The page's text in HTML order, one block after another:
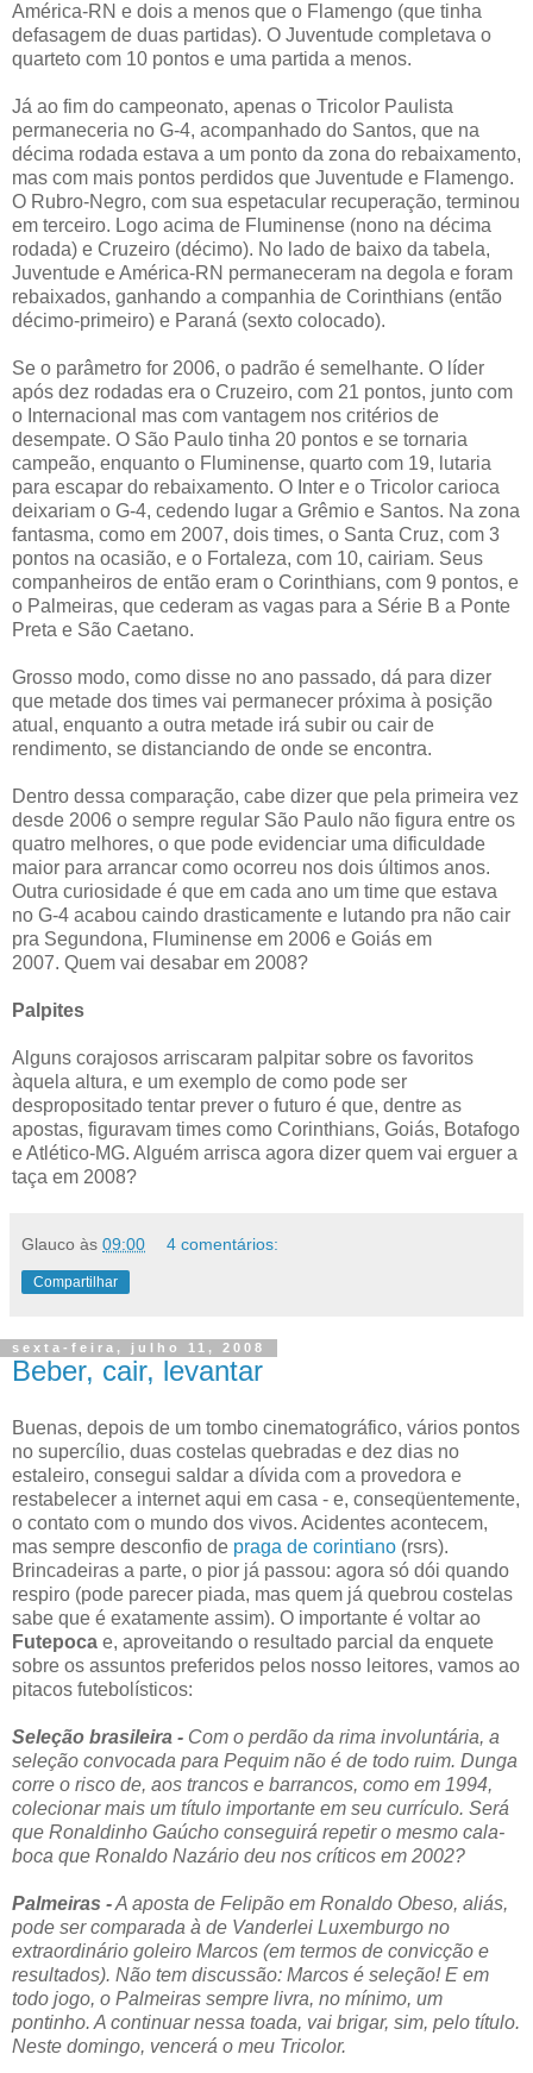
América-RN e dois a menos que o Flamengo (que tinha
defasagem de duas partidas). O Juventude completava o
quarteto com 10 pontos e uma partida a menos.
Já ao fim do campeonato, apenas o Tricolor Paulista
permaneceria no G-4, acompanhado do Santos, que na
décima rodada estava a um ponto da zona do rebaixamento,
mas com mais pontos perdidos que Juventude e Flamengo.
O Rubro-Negro, com sua espetacular recuperação, terminou
em terceiro. Logo acima de Fluminense (nono na décima
rodada) e Cruzeiro (décimo). No lado de baixo da tabela,
Juventude e América-RN permaneceram na degola e foram
rebaixados, ganhando a companhia de Corinthians (então
décimo-primeiro) e Paraná (sexto colocado).
Se o parâmetro for 2006, o padrão é semelhante. O líder
após dez rodadas era o Cruzeiro, com 21 pontos, junto com
o Internacional mas com vantagem nos critérios de
desempate. O São Paulo tinha 20 pontos e se tornaria
campeão, enquanto o Fluminense, quarto com 19, lutaria
para escapar do rebaixamento. O Inter e o Tricolor carioca
deixariam o G-4, cedendo lugar a Grêmio e Santos. Na zona
fantasma, como em 2007, dois times, o Santa Cruz, com 3
pontos na ocasião, e o Fortaleza, com 10, cairiam. Seus
companheiros de então eram o Corinthians, com 9 pontos, e
o Palmeiras, que cederam as vagas para a Série B a Ponte
Preta e São Caetano.
Grosso modo, como disse no ano passado, dá para dizer
que metade dos times vai permanecer próxima à posição
atual, enquanto a outra metade irá subir ou cair de
rendimento, se distanciando de onde se encontra.
Dentro dessa comparação, cabe dizer que pela primeira vez
desde 2006 o sempre regular São Paulo não figura entre os
quatro melhores, o que pode evidenciar uma dificuldade
maior para arrancar como ocorreu nos dois últimos anos.
Outra curiosidade é que em cada ano um time que estava
no G-4 acabou caindo drasticamente e lutando pra não cair
pra Segundona, Fluminense em 2006 e Goiás em
2007. Quem vai desabar em 2008?
Palpites
Alguns corajosos arriscaram palpitar sobre os favoritos
àquela altura, e um exemplo de como pode ser
despropositado tentar prever o futuro é que, dentre as
apostas, figuravam times como Corinthians, Goiás, Botafogo
e Atlético-MG. Alguém arrisca agora dizer quem vai erguer a
taça em 2008?
Glauco às 09:00 4 comentários:
Compartilhar
sexta-feira, julho 11, 2008
Beber, cair, levantar
Buenas, depois de um tombo cinematográfico, vários pontos
no supercílio, duas costelas quebradas e dez dias no
estaleiro, consegui saldar a dívida com a provedora e
restabelecer a internet aqui em casa - e, conseqüentemente,
o contato com o mundo dos vivos. Acidentes acontecem,
mas sempre desconfio de praga de corintiano (rsrs).
Brincadeiras a parte, o pior já passou: agora só dói quando
respiro (pode parecer piada, mas quem já quebrou costelas
sabe que é exatamente assim). O importante é voltar ao
Futepoca e, aproveitando o resultado parcial da enquete
sobre os assuntos preferidos pelos nosso leitores, vamos ao
pitacos futebolísticos:
Seleção brasileira - Com o perdão da rima involuntária, a
seleção convocada para Pequim não é de todo ruim. Dunga
corre o risco de, aos trancos e barrancos, como em 1994,
colecionar mais um título importante em seu currículo. Será
que Ronaldinho Gaúcho conseguirá repetir o mesmo cala-
boca que Ronaldo Nazário deu nos críticos em 2002?
Palmeiras -A aposta de Felipão em Ronaldo Obeso, aliás,
pode ser comparada à de Vanderlei Luxemburgo no
extraordinário goleiro Marcos (em termos de convicção e
resultados). Não tem discussão: Marcos é seleção! E em
todo jogo, o Palmeiras sempre livra, no mínimo, um
pontinho. A continuar nessa toada, vai brigar, sim, pelo título.
Neste domingo, vencerá o meu Tricolor.